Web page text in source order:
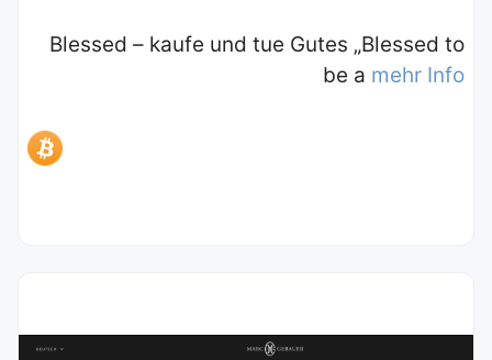
Blessed – kaufe und tue Gutes „Blessed to
be a mehr Info